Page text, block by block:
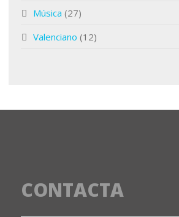
Música (27)
Valenciano (12)
CONTACTA